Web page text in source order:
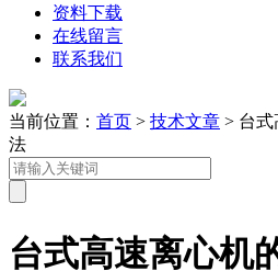
资料下载
在线留言
联系我们
当前位置： 首页 > 技术文章 > 台
法
台式高速离心机